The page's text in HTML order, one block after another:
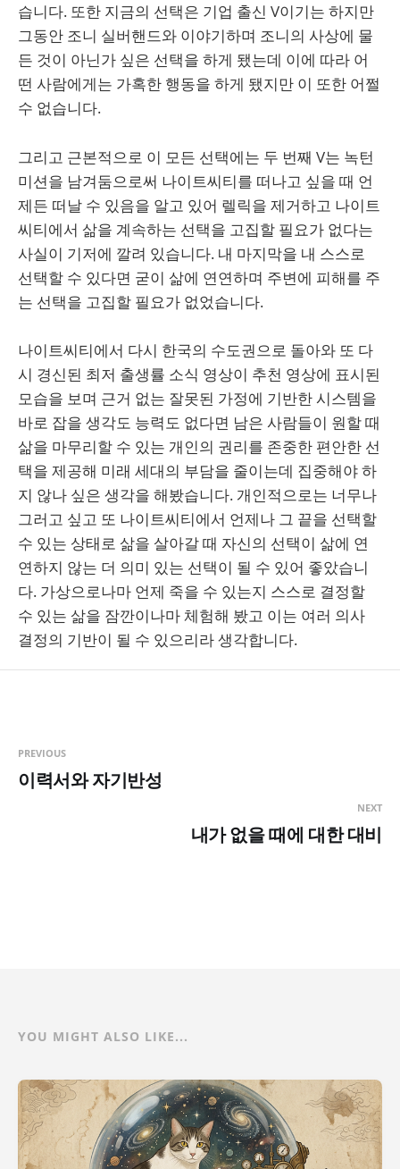
습니다. 또한 지금의 선택은 기업 출신 V이기는 하지만
그동안 조니 실버핸드와 이야기하며 조니의 사상에 물
든 것이 아닌가 싶은 선택을 하게 됐는데 이에 따라 어
떤 사람에게는 가혹한 행동을 하게 됐지만 이 또한 어쩔
수 없습니다.
그리고 근본적으로 이 모든 선택에는 두 번째 V는 녹턴
미션을 남겨둠으로써 나이트씨티를 떠나고 싶을 때 언
제든 떠날 수 있음을 알고 있어 렐릭을 제거하고 나이트
씨티에서 삶을 계속하는 선택을 고집할 필요가 없다는
사실이 기저에 깔려 있습니다. 내 마지막을 내 스스로
선택할 수 있다면 굳이 삶에 연연하며 주변에 피해를 주
는 선택을 고집할 필요가 없었습니다.
나이트씨티에서 다시 한국의 수도권으로 돌아와 또 다
시 경신된 최저 출생률 소식 영상이 추천 영상에 표시된
모습을 보며 근거 없는 잘못된 가정에 기반한 시스템을
바로 잡을 생각도 능력도 없다면 남은 사람들이 원할 때
삶을 마무리할 수 있는 개인의 권리를 존중한 편안한 선
택을 제공해 미래 세대의 부담을 줄이는데 집중해야 하
지 않나 싶은 생각을 해봤습니다. 개인적으로는 너무나
그러고 싶고 또 나이트씨티에서 언제나 그 끝을 선택할
수 있는 상태로 삶을 살아갈 때 자신의 선택이 삶에 연
연하지 않는 더 의미 있는 선택이 될 수 있어 좋았습니
다. 가상으로나마 언제 죽을 수 있는지 스스로 결정할
수 있는 삶을 잠깐이나마 체험해 봤고 이는 여러 의사
결정의 기반이 될 수 있으리라 생각합니다.
PREVIOUS
이력서와 자기반성
NEXT
내가 없을 때에 대한 대비
YOU MIGHT ALSO LIKE...